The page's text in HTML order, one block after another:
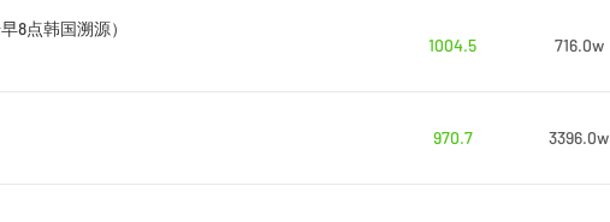
8点韩国溯源）
1004.5
716.0w
970.7
3396.0w